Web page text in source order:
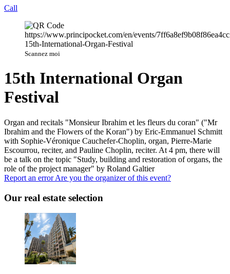
Call
Scannez moi
15th International Organ
Festival
Organ and recitals "Monsieur Ibrahim et les fleurs du coran" ("Mr
Ibrahim and the Flowers of the Koran") by Eric-Emmanuel Schmitt
with Sophie-Véronique Cauchefer-Choplin, organ, Pierre-Marie
Escourrou, reciter, and Pauline Choplin, reciter. At 4 pm, there will
be a talk on the topic "Study, building and restoration of organs, the
role of the project manager" by Roland Galtier
Report an errorAre you the organizer of this event?
Our real estate selection